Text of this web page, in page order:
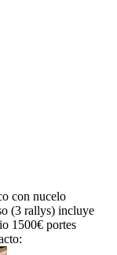
(3 rallys) incluye
1500€ portes